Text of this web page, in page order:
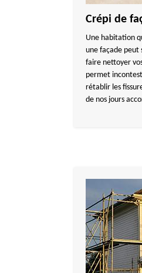
Crépi de
Une habitation
une façade peut
faire nettoyer
permet
rétablir les
de nos jours